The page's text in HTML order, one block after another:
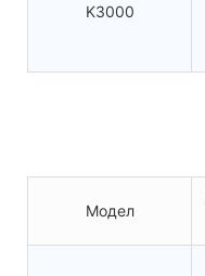
K3000
Модел